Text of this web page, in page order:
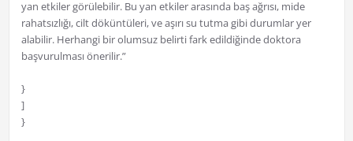
yan etkiler görülebilir. Bu yan etkiler arasında baş ağrısı, mide
rahatsızlığı, cilt döküntüleri, ve aşırı su tutma gibi durumlar yer
alabilir. Herhangi bir olumsuz belirti fark edildiğinde doktora
başvurulması önerilir.”
}
]
}